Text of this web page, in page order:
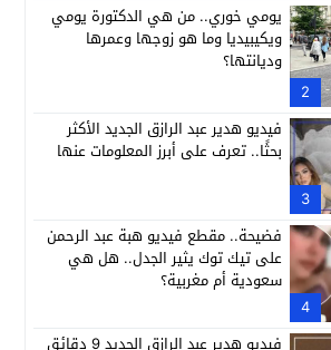
2
يومي خوري.. من هي الدكتورة يومي
ويكيبيديا وما هو زوجها وعمرها
وديانتها؟
3
فيديو هدير عبد الرازق الجديد الأكثر
بحثًا.. تعرف على أبرز المعلومات عنها
4
فضيحة.. مقطع فيديو هبة عبد الرحمن
على تيك توك يثير الجدل.. هل هي
سعودية أم مغربية؟
فيديو هدير عبد الرازق الجديد 9 دقائق